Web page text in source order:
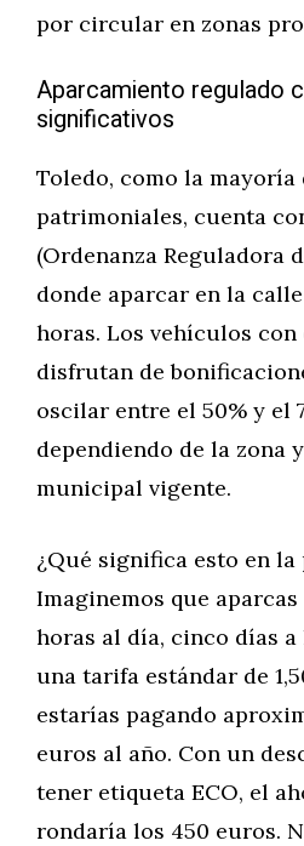
por circular en zonas
Aparcamiento regulado
significativos
Toledo, como la mayoría
patrimoniales, cuenta
(Ordenanza Reguladora
donde aparcar en la
horas. Los vehículos con
disfrutan de
oscilar entre el 50% y el
dependiendo de la zona
municipal vigente.
¿Qué significa esto en la
Imaginemos que aparcas
horas al día, cinco días a
una tarifa estándar de
estarías pagando
euros al año. Con un
tener etiqueta ECO, el
rondaría los 450 euros.